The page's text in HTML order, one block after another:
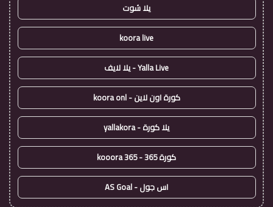
يلا شوت
koora live
Yalla Live - يلا لايف
كورة اون لاين - koora onl
يلا كورة - yallakora
كورة 365 - kooora 365
اس جول - AS Goal